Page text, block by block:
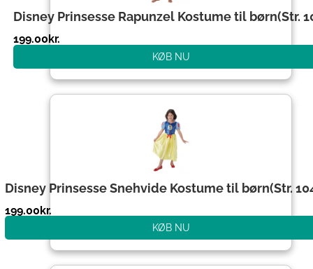
Disney Prinsesse Rapunzel Kostume til børn(Str.
199.00kr.
KØB NU
Disney Prinsesse Snehvide Kostume til børn(Str.
199.00kr.
KØB NU